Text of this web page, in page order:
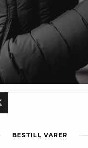
BESTILL VARER